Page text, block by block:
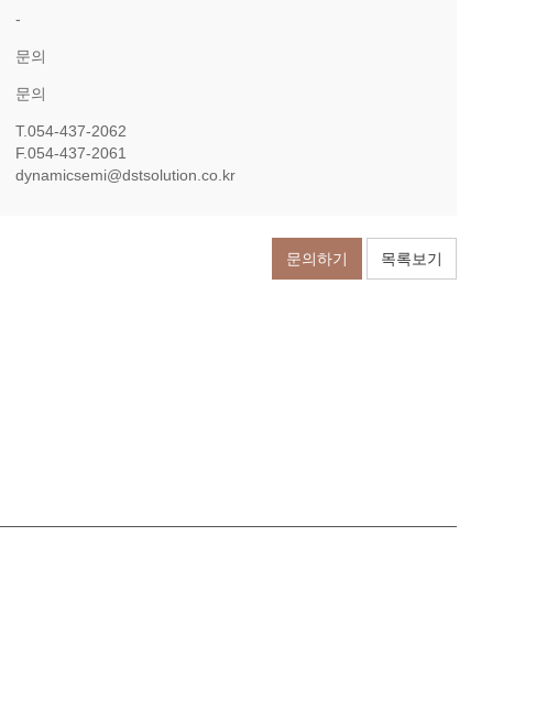
-
문의
문의
T.054-437-2062
F.054-437-2061
​dynamicsemi@dstsolution.co.kr
문의하기 목록보기